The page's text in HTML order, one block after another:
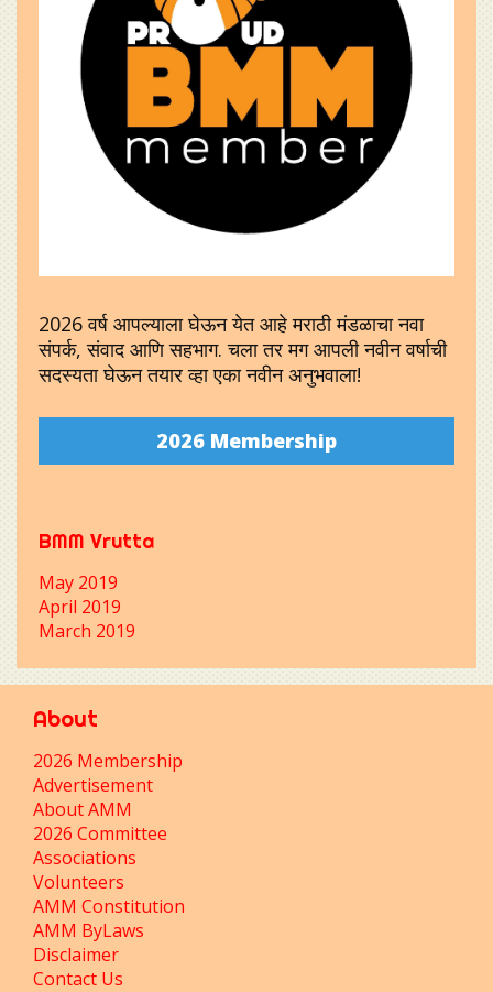
2026 वर्ष आपल्याला घेऊन येत आहे मराठी मंडळाचा नवा
संपर्क, संवाद आणि सहभाग. चला तर मग आपली नवीन वर्षाची
सदस्यता घेऊन तयार व्हा एका नवीन अनुभवाला!
2026 Membership
BMM Vrutta
May 2019
April 2019
March 2019
About
2026 Membership
Advertisement
About AMM
2026 Committee
Associations
Volunteers
AMM Constitution
AMM ByLaws
Disclaimer
Contact Us